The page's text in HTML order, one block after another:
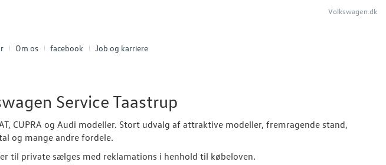
Om os facebook Job og karriere
Volkswagen.dk
Service Taastrup
CUPRA og Audi modeller. Stort udvalg af attraktive modeller, fremragende stand,
og mange andre fordele.
til private sælges med reklamations i henhold til købeloven.